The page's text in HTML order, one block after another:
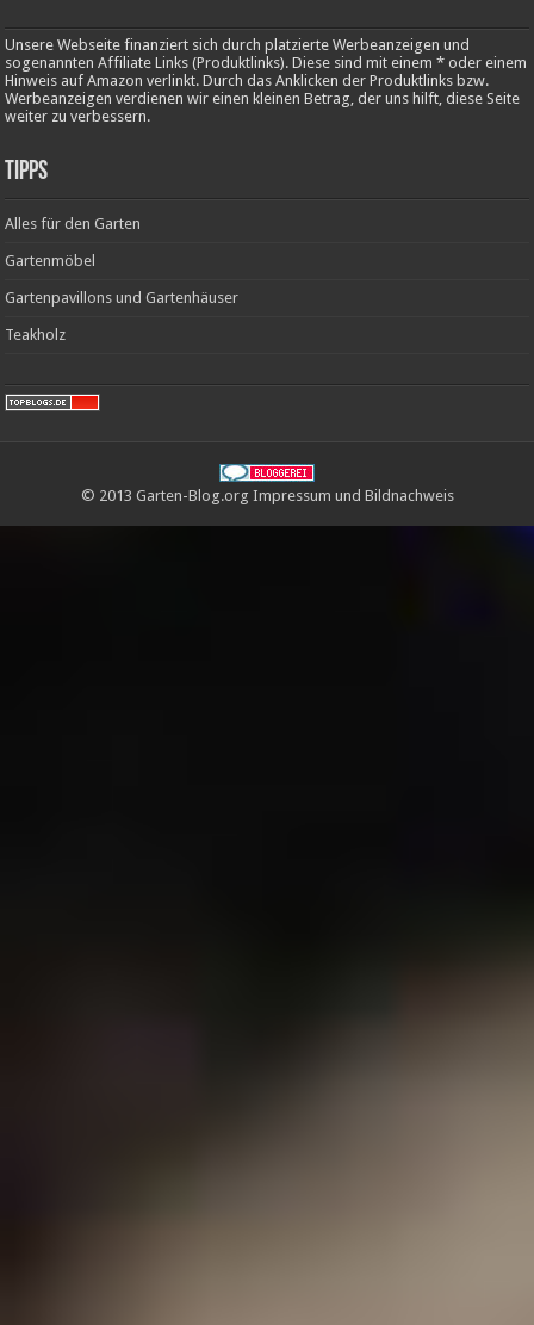
Unsere Webseite finanziert sich durch platzierte Werbeanzeigen und
sogenannten Affiliate Links (Produktlinks). Diese sind mit einem * oder einem
Hinweis auf Amazon verlinkt. Durch das Anklicken der Produktlinks bzw.
Werbeanzeigen verdienen wir einen kleinen Betrag, der uns hilft, diese Seite
weiter zu verbessern.
Tipps
Alles für den Garten
Gartenmöbel
Gartenpavillons und Gartenhäuser
Teakholz
© 2013 Garten-Blog.org Impressum und Bildnachweis